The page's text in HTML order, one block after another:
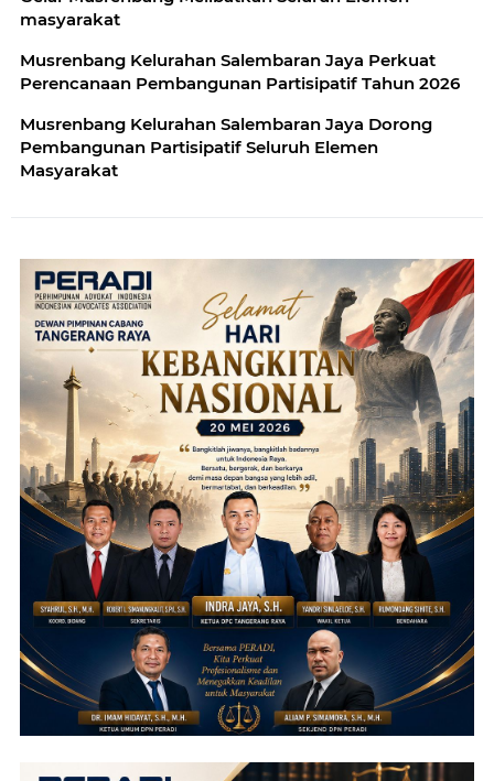
masyarakat
Musrenbang Kelurahan Salembaran Jaya Perkuat
Perencanaan Pembangunan Partisipatif Tahun 2026
Musrenbang Kelurahan Salembaran Jaya Dorong
Pembangunan Partisipatif Seluruh Elemen
Masyarakat